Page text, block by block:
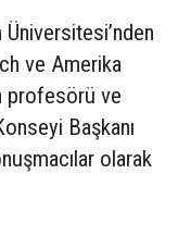
ve Amerika
profesörü ve
Başkanı
olarak